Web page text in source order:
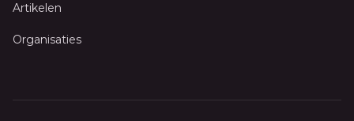
Artikelen
Organisaties